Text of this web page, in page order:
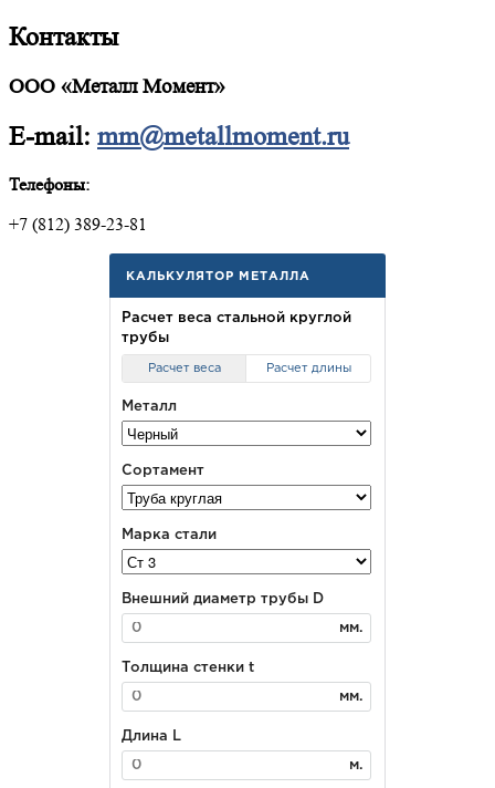
Контакты
ООО «Металл Момент»
E-mail: mm@metallmoment.ru
Телефоны:
+7 (812) 389-23-81